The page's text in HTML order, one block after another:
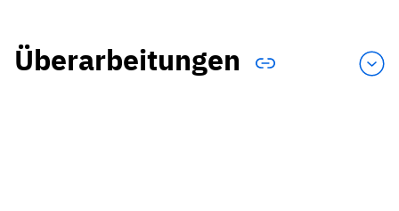
Überarbeitungen